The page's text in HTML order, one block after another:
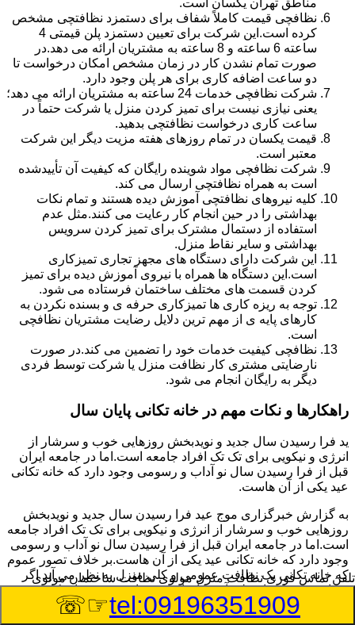
مناطق تهران یکسان است.
نظافچی قیمت کاملاً شفاف برای دستمزد نظافتچی مشخص
کرده است.این شرکت برای تعیین دستمزد پلن قیمتی 4
ساعته 6 ساعته و 8 ساعته به مشتریان ارائه می دهد.در
صورت تمام نشدن کار در زمان مشخص امکان درخواست تا
دو ساعت اضافه کاری برای هر پلن وجود دارد.
شرکت نظافچی خدمات 24 ساعته به مشتریان ارائه می دهد؛
یعنی نیازی نیست برای تمیز کردن منزل یا شرکت حتماً در
ساعت کاری درخواست نظافتچی بدهید.
قیمت یکسان در تمام روزهای هفته مزیت دیگر این شرکت
معتبر است.
شرکت نظافچی مواد شوینده رایگان که کیفیت آن تأییدشده
است به همراه نظافتچی ارسال می کند.
کلیه نیروهای نظافتچی آموزش دیده هستند و تمام نکات
بهداشتی را در حین انجام کار رعایت می کنند.مثل عدم
استفاده از دستمال مشترک برای تمیز کردن سرویس
بهداشتی و سایر نقاط منزل.
این شرکت دارای دستگاه های مجهز تجاری تمیزکاری
است.این دستگاه ها همراه با نیروی آموزش دیده برای تمیز
کردن قسمت های مختلف ساختمان فرستاده می شود.
توجه به ریزه کاری ها تمیزکاری حرفه ی و بسنده نکردن به
کارهای پایه ی از مهم ترین دلایل رضایت مشتریان نظافچی
است.
نظافچی کیفیت خدمات خود را تضمین می کند.در صورت
نارضایتی مشتری کار نظافت منزل یا شرکت توسط فردی
دیگر به رایگان انجام می شود.
راهکارها و نکات مهم در خانه تکانی پایان سال
ید فرا رسیدن سال جدید و نویدبخش روزهایی خوب و سرشار از
انرژی و نیکویی برای تک تک افراد جامعه است.اما در جامعه ایران
قبل از فرا رسیدن سال نو آداب و رسومی وجود دارد که خانه تکانی
عید یکی از آن هاست.
به گزارش خبرگزاری موج عید فرا رسیدن سال جدید و نویدبخش
روزهایی خوب و سرشار از انرژی و نیکویی برای تک تک افراد جامعه
است.اما در جامعه ایران قبل از فرا رسیدن سال نو آداب و رسومی
وجود دارد که خانه تکانی عید یکی از آن هاست.بر خلاف تصور عموم
که خانه تکانی یک نظافت عمومی و کلی منزل به نظر می آید اگر
بخواهیم به طور اصولی آن را انجام دهیم باید به برخی از نکات توجه
بیشتر داشته باشیم.
تلفن تماس فورینظافت منزل مولوی نظافت ساختمان مولوی
tel:09196351909
☞☏